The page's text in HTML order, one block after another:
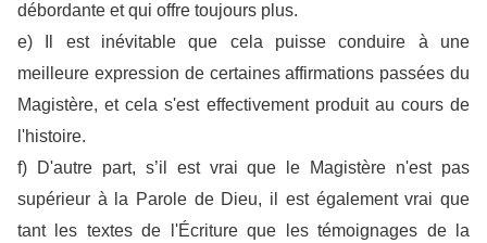
débordante et qui offre toujours plus.
e) Il est inévitable que cela puisse conduire à une
meilleure expression de certaines affirmations passées du
Magistère, et cela s'est effectivement produit au cours de
l'histoire.
f) D'autre part, s’il est vrai que le Magistère n'est pas
supérieur à la Parole de Dieu, il est également vrai que
tant les textes de l'Écriture que les témoignages de la